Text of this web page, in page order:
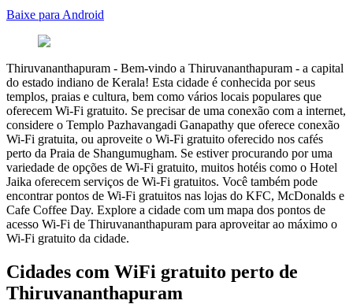
Baixe para Android
Thiruvananthapuram - Bem-vindo a Thiruvananthapuram - a capital
do estado indiano de Kerala! Esta cidade é conhecida por seus
templos, praias e cultura, bem como vários locais populares que
oferecem Wi-Fi gratuito. Se precisar de uma conexão com a internet,
considere o Templo Pazhavangadi Ganapathy que oferece conexão
Wi-Fi gratuita, ou aproveite o Wi-Fi gratuito oferecido nos cafés
perto da Praia de Shangumugham. Se estiver procurando por uma
variedade de opções de Wi-Fi gratuito, muitos hotéis como o Hotel
Jaika oferecem serviços de Wi-Fi gratuitos. Você também pode
encontrar pontos de Wi-Fi gratuitos nas lojas do KFC, McDonalds e
Cafe Coffee Day. Explore a cidade com um mapa dos pontos de
acesso Wi-Fi de Thiruvananthapuram para aproveitar ao máximo o
Wi-Fi gratuito da cidade.
Cidades com WiFi gratuito perto de
Thiruvananthapuram